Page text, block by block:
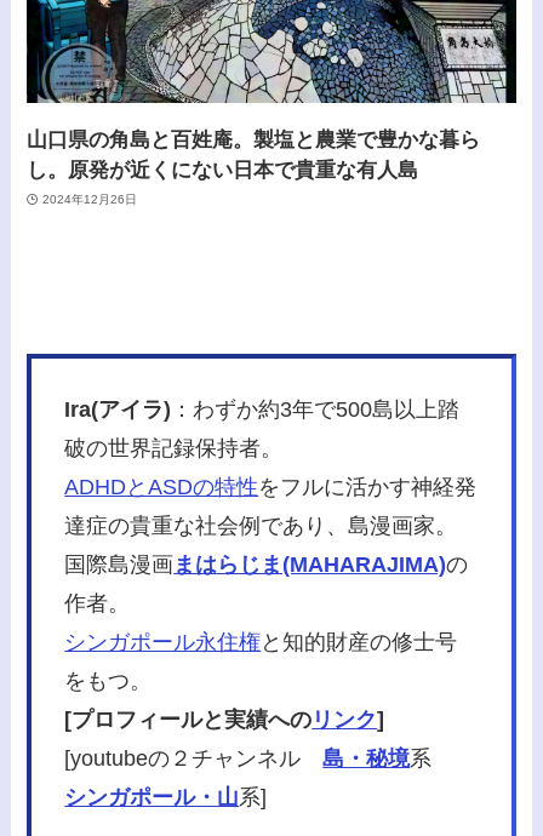
山口県の角島と百姓庵。製塩と農業で豊かな暮ら
し。原発が近くにない日本で貴重な有人島
2024年12月26日
Ira(アイラ) ：わずか約3年で500島以上踏
破の世界記録保持者。
ADHDとASDの特性をフルに活かす神経発
達症の貴重な社会例であり、島漫画家。
国際島漫画 まはらじま(MAHARAJIMA)の
作者。
シンガポール永住権と知的財産の修士号
をもつ。
[プロフィールと実績への リンク]
[youtubeの２チャンネル島・秘境系
シンガポール・山系]